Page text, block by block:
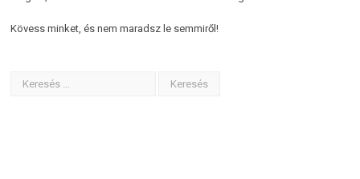
Kövess minket, és nem maradsz le semmiről!